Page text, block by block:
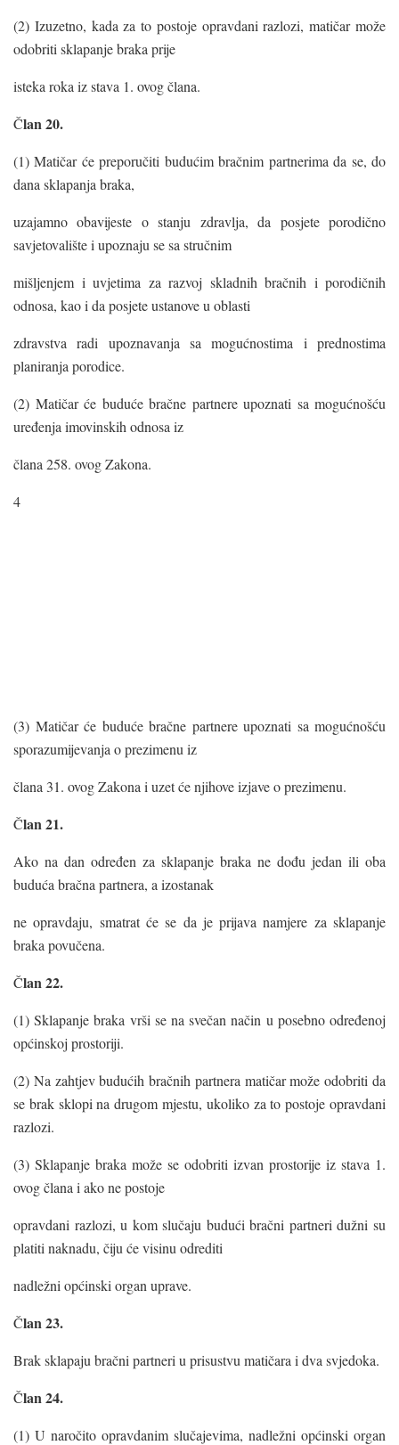
(2) Izuzetno, kada za to postoje opravdani razlozi, matičar može
odobriti sklapanje braka prije
isteka roka iz stava 1. ovog člana.
Član 20.
(1) Matičar će preporučiti budućim bračnim partnerima da se, do
dana sklapanja braka,
uzajamno obavijeste o stanju zdravlja, da posjete porodično
savjetovalište i upoznaju se sa stručnim
mišljenjem i uvjetima za razvoj skladnih bračnih i porodičnih
odnosa, kao i da posjete ustanove u oblasti
zdravstva radi upoznavanja sa mogućnostima i prednostima
planiranja porodice.
(2) Matičar će buduće bračne partnere upoznati sa mogućnošću
uređenja imovinskih odnosa iz
člana 258. ovog Zakona.
4
(3) Matičar će buduće bračne partnere upoznati sa mogućnošću
sporazumijevanja o prezimenu iz
člana 31. ovog Zakona i uzet će njihove izjave o prezimenu.
Član 21.
Ako na dan određen za sklapanje braka ne dođu jedan ili oba
buduća bračna partnera, a izostanak
ne opravdaju, smatrat će se da je prijava namjere za sklapanje
braka povučena.
Član 22.
(1) Sklapanje braka vrši se na svečan način u posebno određenoj
općinskoj prostoriji.
(2) Na zahtjev budućih bračnih partnera matičar može odobriti da
se brak sklopi na drugom mjestu, ukoliko za to postoje opravdani
razlozi.
(3) Sklapanje braka može se odobriti izvan prostorije iz stava 1.
ovog člana i ako ne postoje
opravdani razlozi, u kom slučaju budući bračni partneri dužni su
platiti naknadu, čiju će visinu odrediti
nadležni općinski organ uprave.
Član 23.
Brak sklapaju bračni partneri u prisustvu matičara i dva svjedoka.
Član 24.
(1) U naročito opravdanim slučajevima, nadležni općinski organ